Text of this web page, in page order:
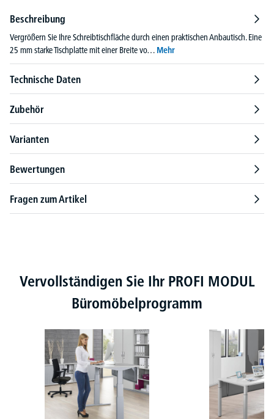
Beschreibung
Vergrößern Sie Ihre Schreibtischfläche durch einen praktischen Anbautisch. Eine
25 mm starke Tischplatte mit einer Breite vo… Mehr
Technische Daten
Zubehör
Varianten
Bewertungen
Fragen zum Artikel
Produktgalerie überspringen
Vervollständigen Sie Ihr PROFI MODUL
Büromöbelprogramm